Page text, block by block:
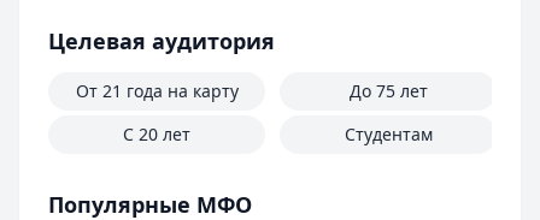
Целевая аудитория
От 21 года на карту
С 20 лет
До 75 лет
Студентам
Популярные МФО